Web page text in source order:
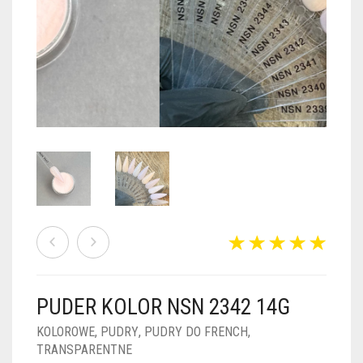
PUDRY BROKATOWE
PUDRY Z DROBINKAMI
PUDRY BUDUJĄCE
PUDRY DO FRENCH
PUDRY GALAXY
PUDRY SPARKLE
PUDRY ŚWIECĄCE
FOIL DIP
KOSZYK
PUDER KOLOR NSN 2342 14G
KOLOROWE, PUDRY, PUDRY DO FRENCH,
TRANSPARENTNE